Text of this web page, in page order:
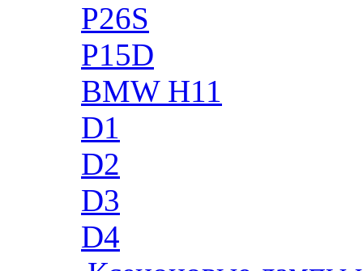
P26S
P15D
BMW H11
D1
D2
D3
D4